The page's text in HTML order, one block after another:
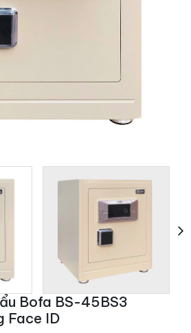
Bofa BS-45BS3
Face ID